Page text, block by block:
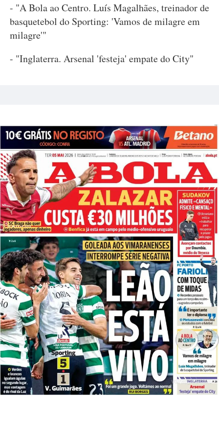
- "A Bola ao Centro. Luís Magalhães, treinador de
basquetebol do Sporting: 'Vamos de milagre em
milagre'"
- "Inglaterra. Arsenal 'festeja' empate do City"